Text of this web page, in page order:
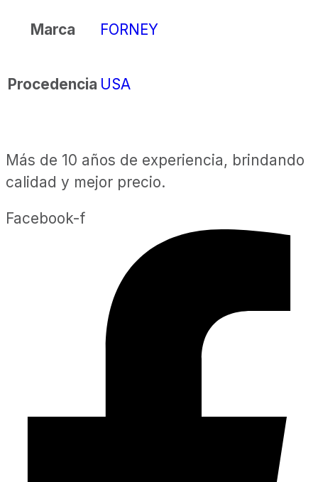
Marca FORNEY
Procedencia USA
Más de 10 años de experiencia, brindando
calidad y mejor precio.
Facebook-f